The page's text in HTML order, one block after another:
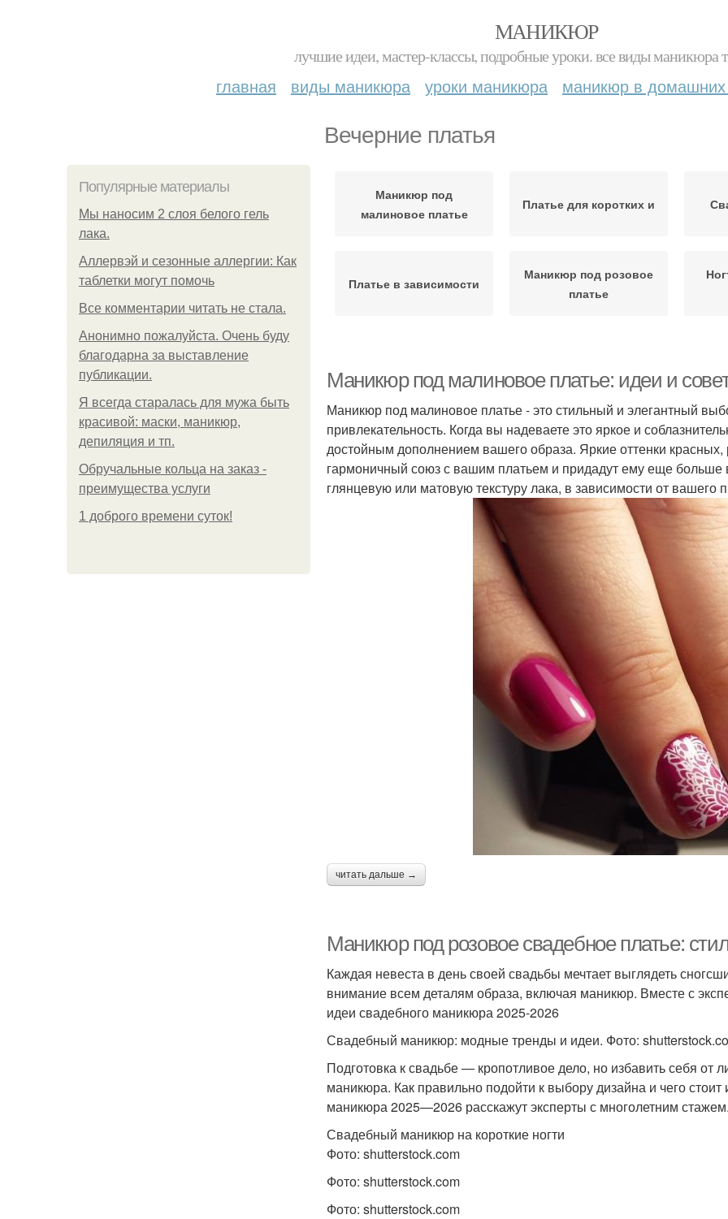
МАНИКЮР
лучшие идеи, мастер-классы, подробные уроки. все виды маникюра
главная виды маникюра уроки маникюра маникюр в домашних
Вечерние платья
Популярные материалы
Мы наносим 2 слоя белого гель
лака.
Аллервэй и сезонные аллергии: Как
таблетки могут помочь
Все комментарии читать не стала.
Анонимно пожалуйста. Очень буду
благодарна за выставление
публикации.
Я всегда старалась для мужа быть
красивой: маски, маникюр,
депиляция и тп.
Обручальные кольца на заказ -
преимущества услуги
1 доброго времени суток!
Маникюр под
малиновое платье
Платье для коротких и
Платье в зависимости
Маникюр под розовое
платье
повседневности
сезона
Синий платье Серебряное платье
Платье на короткие
ногти
Маникюр под платье
Маникюр под
коралловое платье
Кружевное платье
Маникюр под малиновое платье: идеи и
Маникюр под малиновое платье - это стильный и элегантный
привлекательность. Когда вы надеваете это яркое и
достойным дополнением вашего образа. Яркие оттенки
гармоничный союз с вашим платьем и придадут ему еще
глянцевую или матовую текстуру лака, в зависимости от вашего
читать дальше →
Маникюр под розовое свадебное платье:
Каждая невеста в день своей свадьбы мечтает выглядеть
внимание всем деталям образа, включая маникюр. Вместе с
идеи свадебного маникюра 2025-2026
Свадебный маникюр: модные тренды и идеи. Фото:
Подготовка к свадьбе — кропотливое дело, но избавить себя
маникюра. Как правильно подойти к выбору дизайна и чего
маникюра 2025—2026 расскажут эксперты с многолетним
Свадебный маникюр на короткие ногти
Фото: shutterstock.com
Фото: shutterstock.com
Фото: shutterstock.com